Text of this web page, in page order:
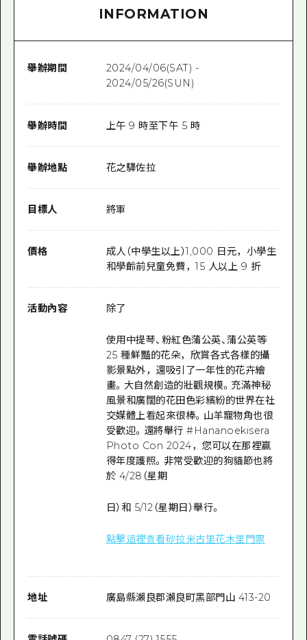
INFORMATION
舉辦期間
2024/04/06(SAT) -
2024/05/26(SUN)
舉辦時間 上午 9 時至下午 5 時
舉辦地點 花之驛佐拉
目標人 將軍
價格
成人（中學生以上）1,000 日元，小學生
和學齡前兒童免費，15 人以上 9 折
活動內容 除了
使用中提琴、粉紅色蒲公英、蒲公英等
25 種鮮豔的花朵，欣賞各式各樣的攝
影景點外，還吸引了一年性的花卉繪
畫。大自然創造的壯觀規模。充滿神秘
風景和廣闊的花田色彩繽紛的世界在社
交媒體上看起來很棒。山羊寵物角也很
受歡迎。還將舉行 #Hananoekisera
Photo Con 2024，您可以在那裡贏
得年度護照。非常受歡迎的狗貓節也將
於 4/28（星期
日）和 5/12（星期日）舉行。
點擊這裡查看砂拉米古里花木里門票
地址 廣島縣瀨良郡瀨良町黑部門山 413-20